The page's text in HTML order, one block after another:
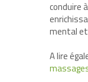
conduire
mental
A lire